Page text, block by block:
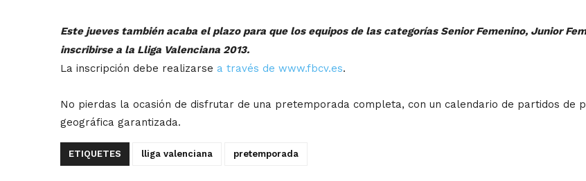
Este jueves también acaba el plazo para que los equipos de las categoríasSenior Femenino, Junior
inscribirse a la Lliga Valenciana 2013.
La inscripción debe realizarse a través de www.fbcv.es.
No pierdas la ocasión de disfrutar de una pretemporada completa, con un calendario de partidos de
geográfica garantizada.
ETIQUETES lliga valenciana pretemporada